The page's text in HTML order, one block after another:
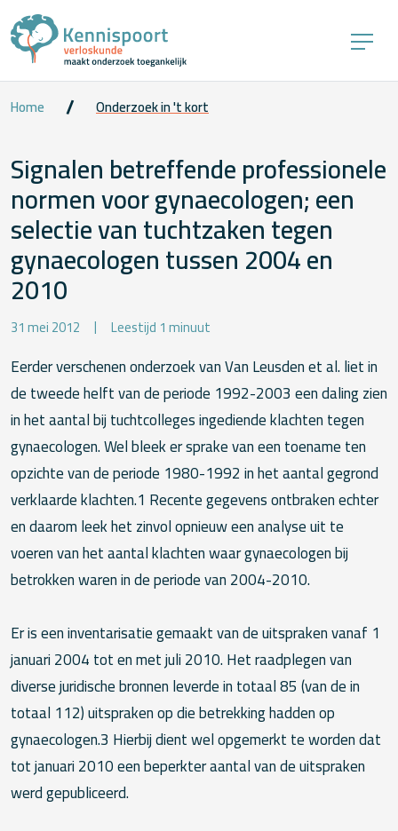
Home Onderzoek in 't kort
Signalen betreffende professionele
normen voor gynaecologen; een
selectie van tuchtzaken tegen
gynaecologen tussen 2004 en
2010
31 mei 2012 Leestijd 1 minuut
Eerder verschenen onderzoek van Van Leusden et al. liet in
de tweede helft van de periode 1992-2003 een daling zien
in het aantal bij tuchtcolleges ingediende klachten tegen
gynaecologen. Wel bleek er sprake van een toename ten
opzichte van de periode 1980-1992 in het aantal gegrond
verklaarde klachten.1 Recente gegevens ontbraken echter
en daarom leek het zinvol opnieuw een analyse uit te
voeren van het aantal klachten waar gynaecologen bij
betrokken waren in de periode van 2004-2010.
Er is een inventarisatie gemaakt van de uitspraken vanaf 1
januari 2004 tot en met juli 2010. Het raadplegen van
diverse juridische bronnen leverde in totaal 85 (van de in
totaal 112) uitspraken op die betrekking hadden op
gynaecologen.3 Hierbij dient wel opgemerkt te worden dat
tot januari 2010 een beperkter aantal van de uitspraken
werd gepubliceerd.